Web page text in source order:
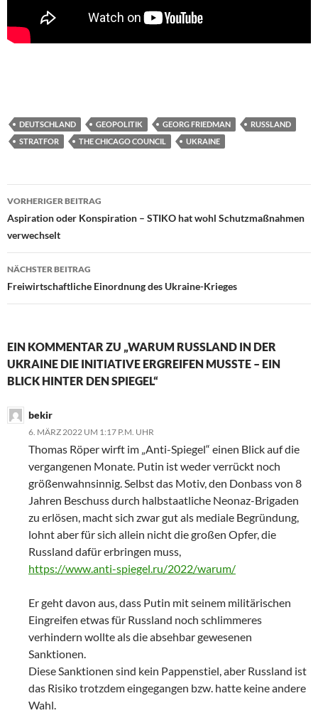
DEUTSCHLAND GEOPOLITIK GEORG FRIEDMAN
RUSSLAND
STRATFOR
THE CHICAGO COUNCIL UKRAINE
Beitragsnavigation
VORHERIGER BEITRAG
Aspiration oder Konspiration – STIKO hat wohl Schutzmaßnahmen
verwechselt
NÄCHSTER BEITRAG
Freiwirtschaftliche Einordnung des Ukraine-Krieges
EIN KOMMENTAR ZU „WARUM RUSSLAND IN DER
UKRAINE DIE INITIATIVE ERGREIFEN MUSSTE – EIN
BLICK HINTER DEN SPIEGEL“
bekir
6. MÄRZ 2022 UM 1:17 P.M. UHR
Thomas Röper wirft im „Anti-Spiegel“ einen Blick auf die
vergangenen Monate. Putin ist weder verrückt noch
größenwahnsinnig. Selbst das Motiv, den Donbass von 8
Jahren Beschuss durch halbstaatliche Neonaz-Brigaden
zu erlösen, macht sich zwar gut als mediale Begründung,
lohnt aber für sich allein nicht die großen Opfer, die
Russland dafür erbringen muss,
https://www.anti-spiegel.ru/2022/warum/
Er geht davon aus, dass Putin mit seinem militärischen
Eingreifen etwas für Russland noch schlimmeres
verhindern wollte als die absehbar gewesenen
Sanktionen.
Diese Sanktionen sind kein Pappenstiel, aber Russland ist
das Risiko trotzdem eingegangen bzw. hatte keine andere
Wahl.